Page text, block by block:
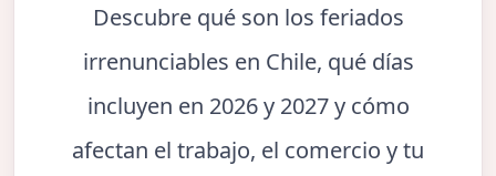
Descubre qué son los feriados
irrenunciables en Chile, qué días
incluyen en 2026 y 2027 y cómo
afectan el trabajo, el comercio y tu